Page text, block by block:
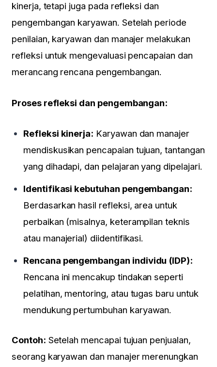
kinerja, tetapi juga pada refleksi dan
pengembangan karyawan. Setelah periode
penilaian, karyawan dan manajer melakukan
refleksi untuk mengevaluasi pencapaian dan
merancang rencana pengembangan.
Proses refleksi dan pengembangan:
Refleksi kinerja: Karyawan dan manajer
mendiskusikan pencapaian tujuan, tantangan
yang dihadapi, dan pelajaran yang dipelajari.
Identifikasi kebutuhan pengembangan:
Berdasarkan hasil refleksi, area untuk
perbaikan (misalnya, keterampilan teknis
atau manajerial) diidentifikasi.
Rencana pengembangan individu (IDP):
Rencana ini mencakup tindakan seperti
pelatihan, mentoring, atau tugas baru untuk
mendukung pertumbuhan karyawan.
Contoh: Setelah mencapai tujuan penjualan,
seorang karyawan dan manajer merenungkan